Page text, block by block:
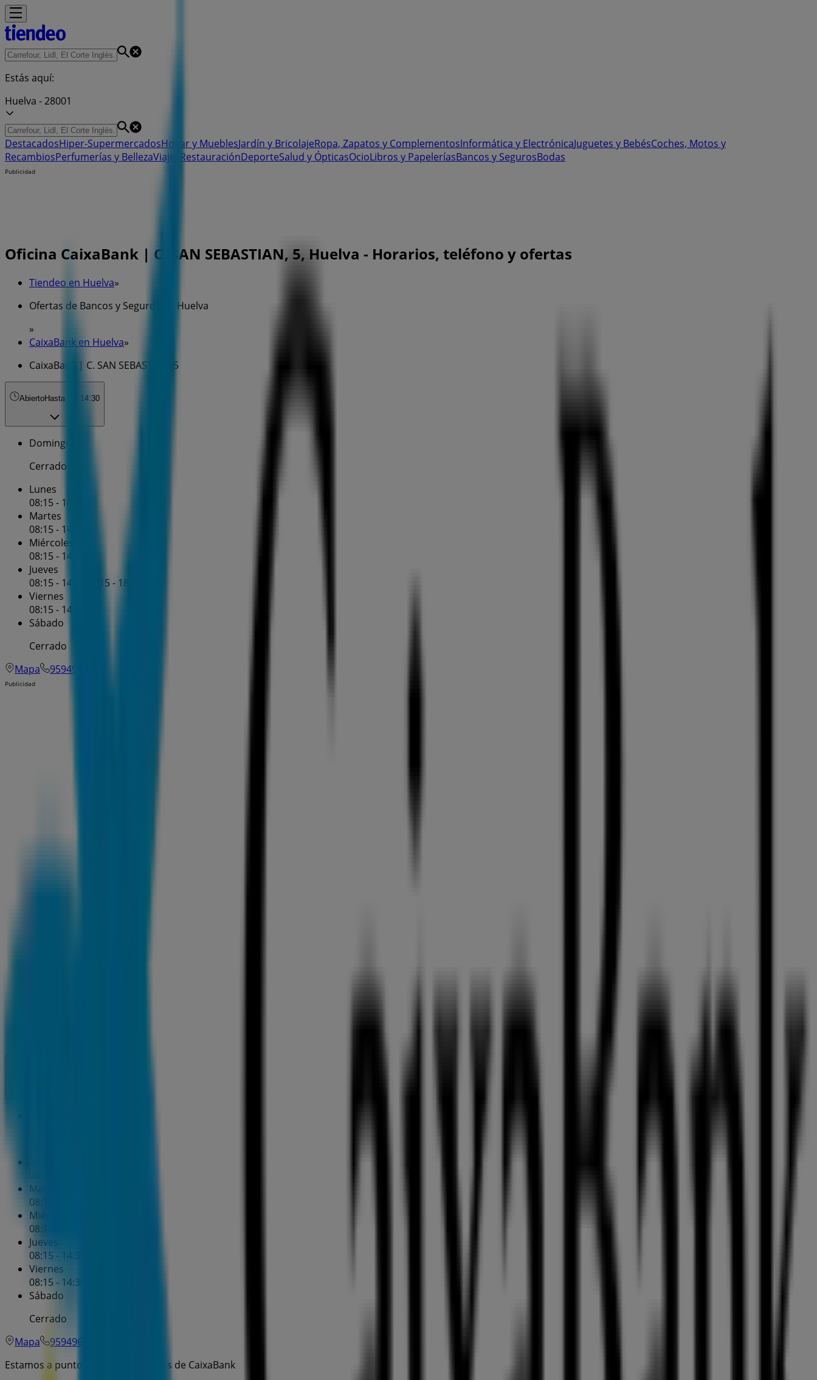
Estás aquí:
Huelva - 28001
DestacadosHiper-SupermercadosHogar y MueblesJardín y BricolajeRopa, Zapatos y ComplementosInformática y ElectrónicaJuguetes y BebésCoches, Motos y
RecambiosPerfumerías y BellezaViajes RestauraciónDeporteSalud y ÓpticasOcioLibros y PapeleríasBancos y SegurosBodas
Publicidad
Oficina CaixaBank | C. SAN SEBASTIAN, 5, Huelva - Horarios, teléfono y ofertas
Tiendeo en Huelva»
Ofertas de Bancos y Seguros en Huelva
»
CaixaBank en Huelva»
CaixaBank | C. SAN SEBASTIAN, 5
AbiertoHasta las 14:30
Domingo
Cerrado
Lunes
08:15 - 14:30
Martes
08:15 - 14:30
Miércoles
08:15 - 14:30
Jueves
08:15 - 14:30
16:15 - 18:30
Viernes
08:15 - 14:30
Sábado
Cerrado
Mapa
959496210
Publicidad
Martes
08:15 - 14:30
Miércoles
08:15 - 14:30
Jueves
08:15 - 14:30
Viernes
08:15 - 14:30
Sábado
Cerrado
Mapa
959496210
Estamos a punto de publicar ofertas de CaixaBank